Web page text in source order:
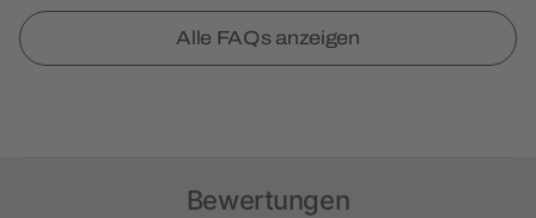
Alle FAQs anzeigen
Bewertungen